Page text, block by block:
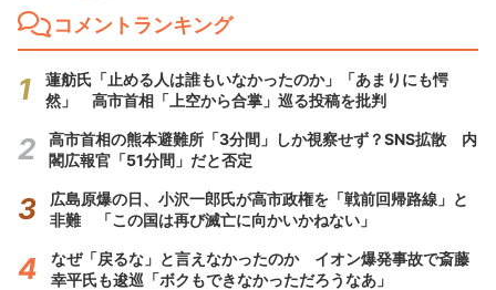
コメントランキング
蓮舫氏「止める人は誰もいなかったのか」「あまりにも愕
然」 高市首相「上空から合掌」巡る投稿を批判
高市首相の熊本避難所「3分間」しか視察せず？SNS拡散 内
閣広報官「51分間」だと否定
広島原爆の日、小沢一郎氏が高市政権を「戦前回帰路線」と
非難 「この国は再び滅亡に向かいかねない」
なぜ「戻るな」と言えなかったのか イオン爆発事故で斎藤
幸平氏も逡巡「ボクもできなかっただろうなあ」